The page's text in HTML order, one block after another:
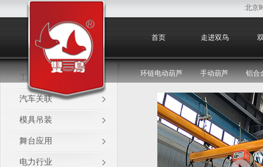
北京
首页 走进双鸟
环链电动葫芦 手动葫芦 铝合
其它行业
工程机械
汽车关联
模具吊装
舞台应用
电力行业